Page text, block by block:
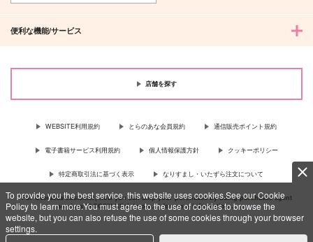
To provide you the best service, this website uses cookies.See our Cookie
Policy to learn more.You must agree to the use of cookies to browse the
website, but you can also refuse the use of some cookies through your browser
settings.
便利な機能/サービス
店舗を探す
WEBSITE利用規約 とらのあな会員規約 通信販売ポイント規約
電子書籍サービス利用規約 個人情報保護方針 クッキーポリシー
特定商取引法に基づく表示 なりすまし・いたずら注文について
For Overseas customer, now you can ship your purchases by using purchases agent
services “AOCS”! Click {more…} for more information …more